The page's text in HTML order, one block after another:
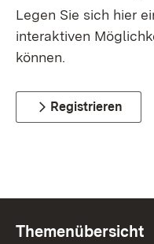
Legen Sie sich hier
interaktiven
können.
Registrieren
Themenübersicht